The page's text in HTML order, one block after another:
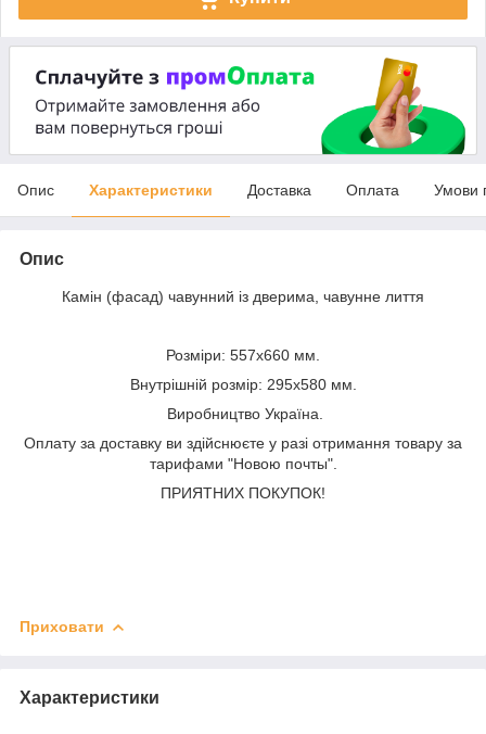
Опис Характеристики Доставка Оплата Умови
Опис
Камін (фасад) чавунний із дверима, чавунне лиття
Розміри: 557х660 мм.
Внутрішній розмір: 295х580 мм.
Виробництво Україна.
Оплату за доставку ви здійснюєте у разі отримання товару за
тарифами "Новою почты".
ПРИЯТНИХ ПОКУПОК!
Приховати
Характеристики